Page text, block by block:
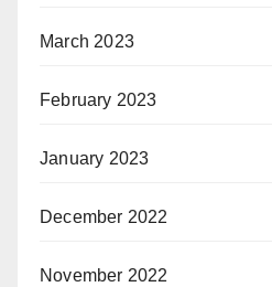
March 2023
February 2023
January 2023
December 2022
November 2022